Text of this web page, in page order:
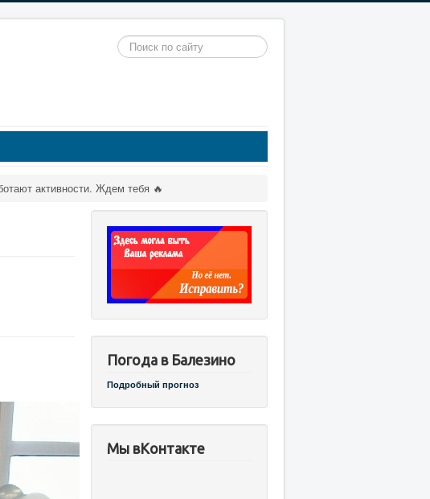
Искать...
активности. Ждем тебя 🔥
Погода в Балезино
Подробный прогноз
Мы вКонтакте